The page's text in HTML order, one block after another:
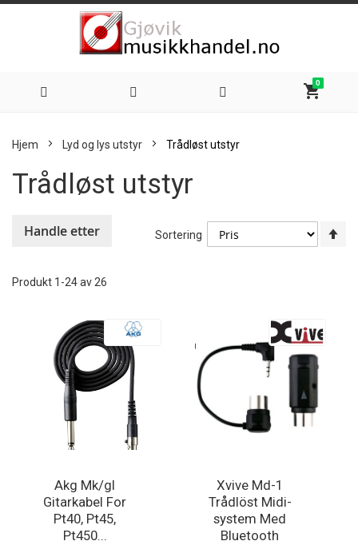
shopping_cart
0
innhold
Hjem Lyd og lys utstyr Trådløst utstyr
Trådløst utstyr
Produkt 1 -24av 26
Sortering
Akg Mk/gl
Gitarkabel For
Pt40, Pt45,
Pt450...
Xvive Md-1
Trådlöst Midi-
system Med
Bluetooth
Handle etter